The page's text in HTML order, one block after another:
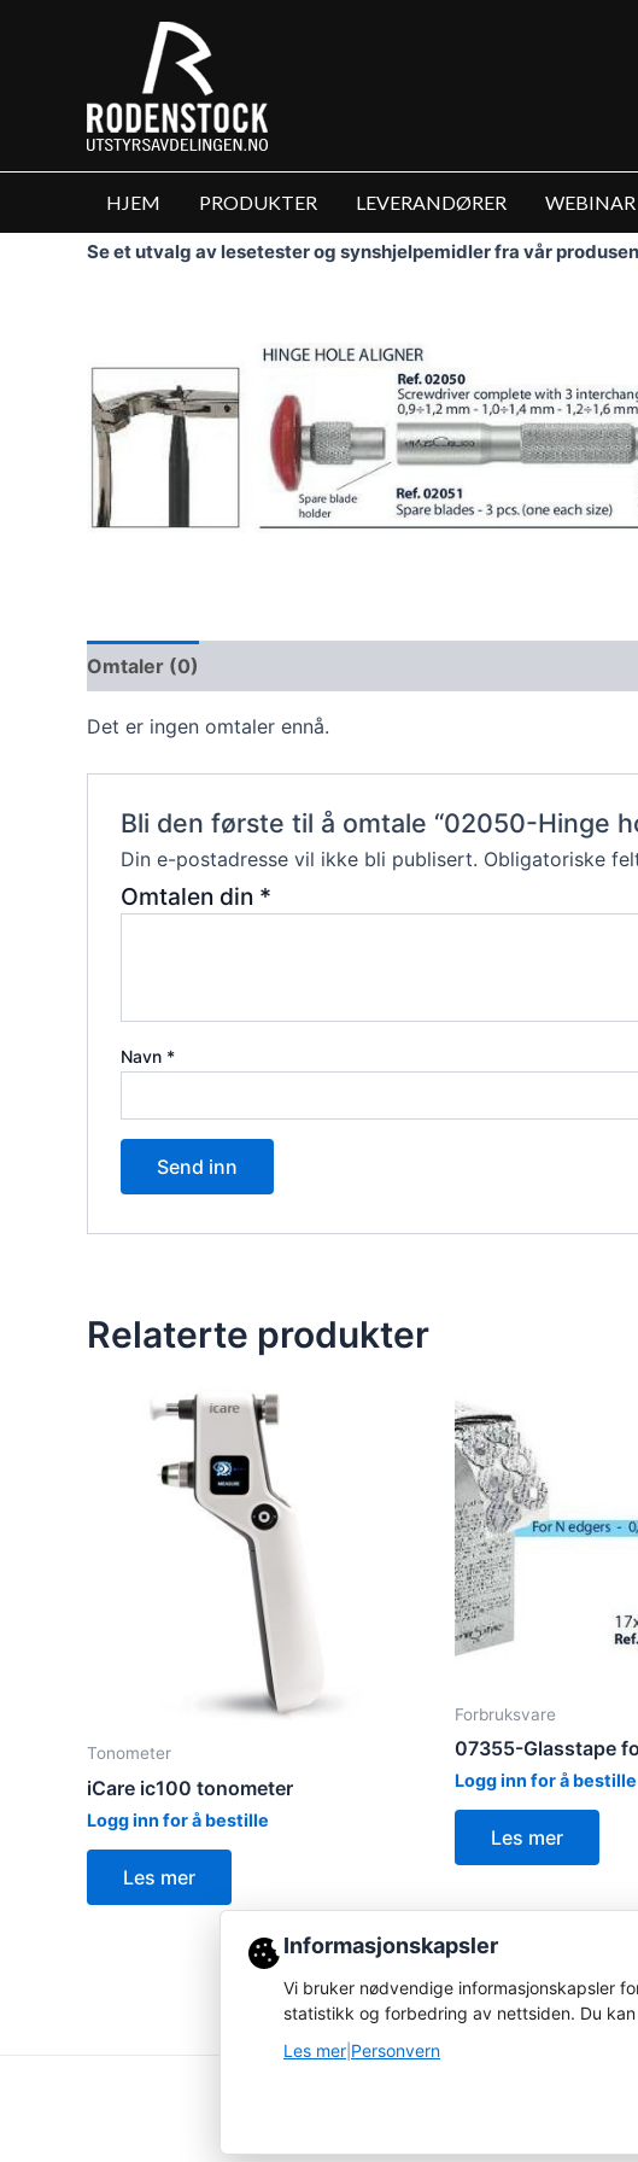
HJEM PRODUKTER LEVERANDØRER WEBINAR
Se et utvalg av lesetester og synshjelpemidler fra vår
Omtaler (0)
Det er ingen omtaler ennå.
Bli den første til å omtale “02050-Hinge
Din e-postadresse vil ikke bli publisert. Obligatoriske
Omtalen din *
Navn *
Relaterte produkter
Tonometer
iCare ic100 tonometer
Logg inn for å bestille
Les mer
Forbruksvare
07355-Glasstape
Logg inn for å bestille
Les mer
Informasjonskapsler
Vi bruker nødvendige informasjonskapsler
statistikk og forbedring av nettsiden. Du
Les mer Personvern